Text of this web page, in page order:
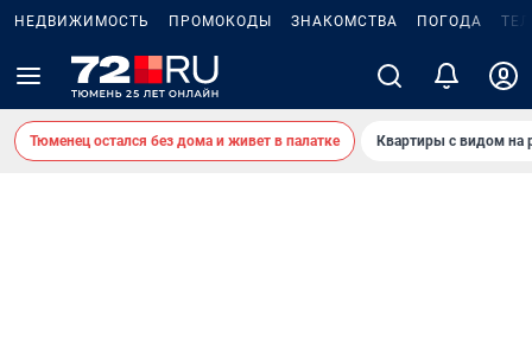
НЕДВИЖИМОСТЬ ПРОМОКОДЫ ЗНАКОМСТВА ПОГОДА
Тюменец остался без дома и живет в палатке Квартиры с видом на